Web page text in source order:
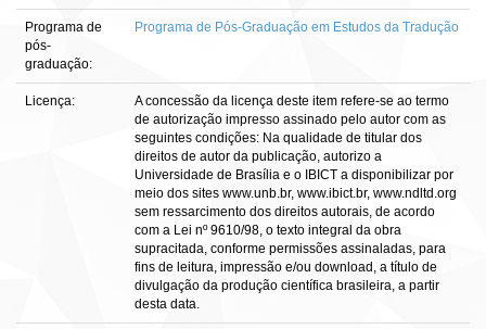
Programa de
pós-
graduação:
Programa de Pós-Graduação em Estudos da Tradução
Licença:
A concessão da licença deste item refere-se ao termo
de autorização impresso assinado pelo autor com as
seguintes condições: Na qualidade de titular dos
direitos de autor da publicação, autorizo a
Universidade de Brasília e o IBICT a disponibilizar por
meio dos sites www.unb.br, www.ibict.br, www.ndltd.org
sem ressarcimento dos direitos autorais, de acordo
com a Lei nº 9610/98, o texto integral da obra
supracitada, conforme permissões assinaladas, para
fins de leitura, impressão e/ou download, a título de
divulgação da produção científica brasileira, a partir
desta data.